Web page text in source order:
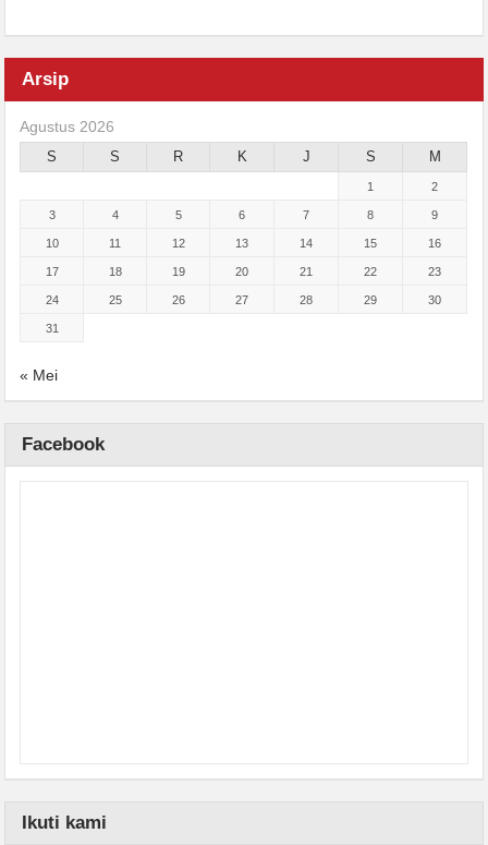
Arsip
Agustus 2026
S S R K J S M
1 2
3 4 5 6 7 8 9
10 11 12 13 14 15 16
17 18 19 20 21 22 23
24 25 26 27 28 29 30
31
« Mei
Facebook
Ikuti kami